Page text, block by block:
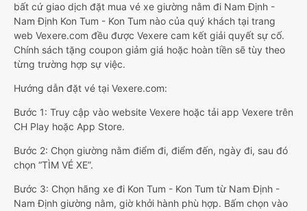
bất cứ giao dịch đặt mua vé xe giường nằm đi Nam Định -
Nam Định Kon Tum - Kon Tum nào của quý khách tại trang
web Vexere.com đều được Vexere cam kết giải quyết sự cố.
Chính sách tặng coupon giảm giá hoặc hoàn tiền sẽ tùy theo
từng trường hợp sự việc.
Hướng dẫn đặt vé tại Vexere.com:
Bước 1: Truy cập vào website Vexere hoặc tải app Vexere trên
CH Play hoặc App Store.
Bước 2: Chọn giường nằm điểm đi, điểm đến, ngày đi, sau đó
chọn “TÌM VÉ XE”.
Bước 3: Chọn hãng xe đi Kon Tum - Kon Tum từ Nam Định -
Nam Định giường nằm, giờ khởi hành phù hợp. Bấm chọn vào